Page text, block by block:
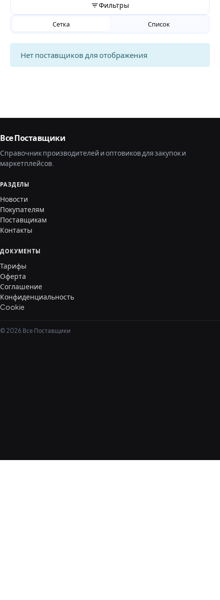
Фильтры
Сетка Список
Нет поставщиков для отображения
Все Поставщики
Справочник производителей и оптовиков для закупок и
маркетплейсов.
РАЗДЕЛЫ
Новости
Покупателям
Поставщикам
Контакты
ДОКУМЕНТЫ
Тарифы
Оферта
Соглашение
Конфиденциальность
Cookie
© 2026 Все Поставщики